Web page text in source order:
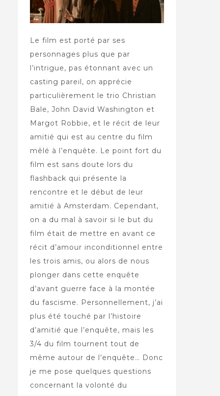
Le film est porté par ses
personnages plus que par
l’intrigue, pas étonnant avec un
casting pareil, on apprécie
particulièrement le trio Christian
Bale, John David Washington et
Margot Robbie, et le récit de leur
amitié qui est au centre du film
mêlé à l’enquête. Le point fort du
film est sans doute lors du
flashback qui présente la
rencontre et le début de leur
amitié à Amsterdam. Cependant,
on a du mal à savoir si le but du
film était de mettre en avant ce
récit d’amour inconditionnel entre
les trois amis, ou alors de nous
plonger dans cette enquête
d’avant guerre face à la montée
du fascisme. Personnellement, j’ai
plus été touché par l’histoire
d’amitié que l’enquête, mais les
3/4 du film tournent tout de
même autour de l’enquête… Donc
je me pose quelques questions
concernant la volonté du